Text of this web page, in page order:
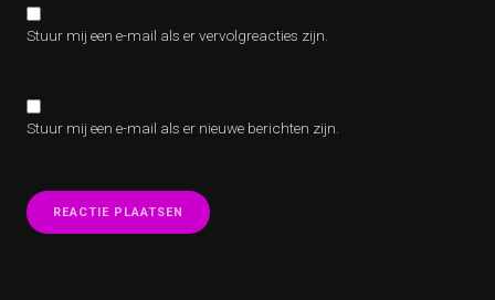
Stuur mij een e-mail als er vervolgreacties zijn.
Stuur mij een e-mail als er nieuwe berichten zijn.